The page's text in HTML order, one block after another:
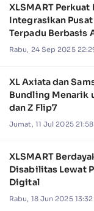
XLSMART Perkuat
Integrasikan
Terpadu Berbasis
Rabu, 24 Sep 2025
XL Axiata dan
Bundling Menarik
dan Z Flip7
Jumat, 11 Jul 2025
XLSMART
Disabilitas Lewat
Digital
Rabu, 18 Jun 2025